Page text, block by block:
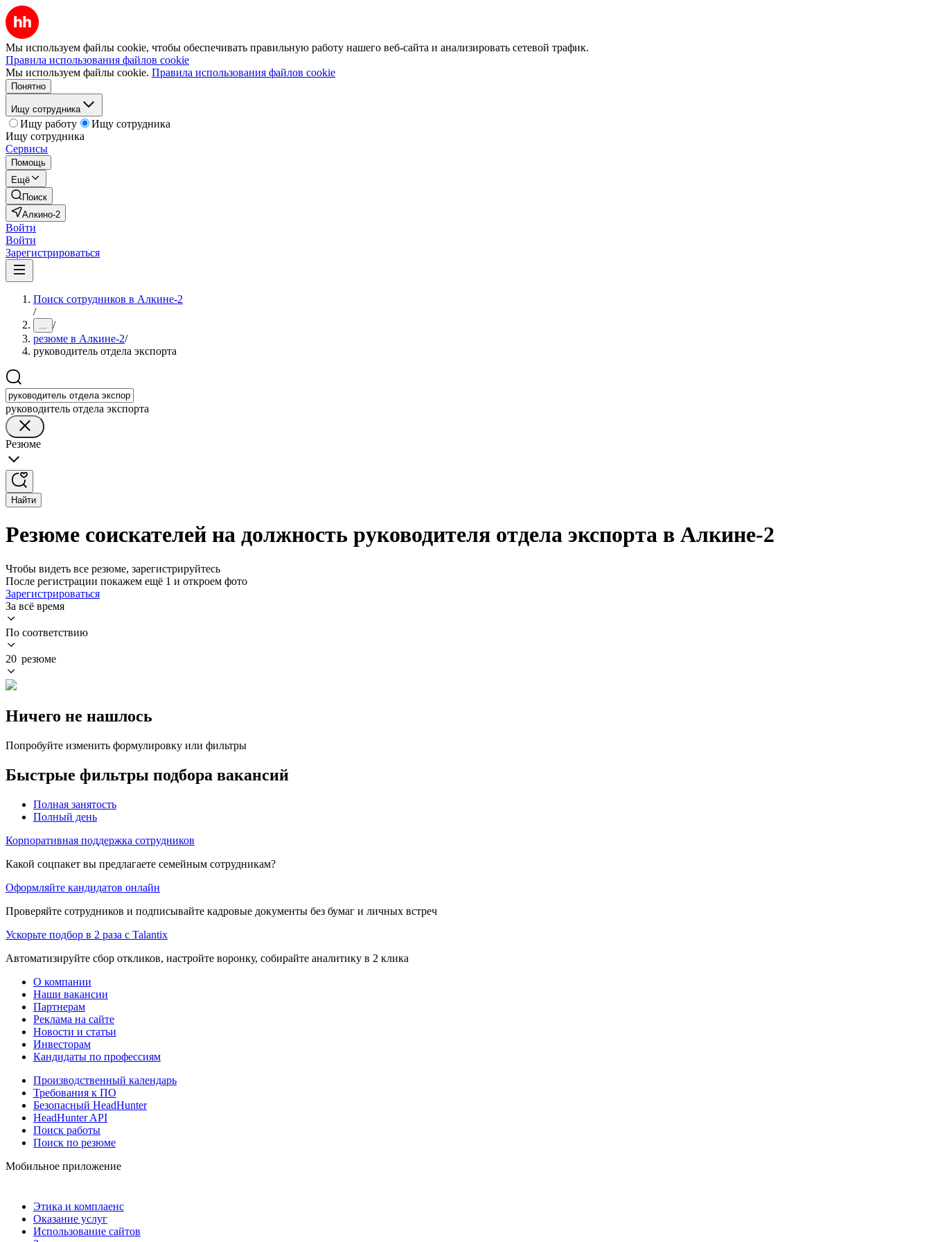
Мы используем файлы cookie, чтобы обеспечивать правильную работу нашего веб-сайта и анализировать сетевой трафик.
Правила использования файлов cookie
Мы используем файлы cookie. Правила использования файлов cookie
Понятно
Ищу сотрудника
Ищу работу
Ищу сотрудника
Ищу сотрудника
Сервисы
Помощь
Ещё
Поиск
Алкино-2
Войти
Войти
Зарегистрироваться
Поиск сотрудников в Алкине-2
/
... /
резюме в Алкине-2/
руководитель отдела экспорта
руководитель отдела экспорта
Резюме
Найти
Резюме соискателей на должность руководителя отдела экспорта в Алкине-2
Чтобы видеть все резюме, зарегистрируйтесь
После регистрации покажем ещё 1 и откроем фото
Зарегистрироваться
За всё время
По соответствию
20 резюме
Ничего не нашлось
Попробуйте изменить формулировку или фильтры
Быстрые фильтры подбора вакансий
Полная занятость
Полный день
Корпоративная поддержка сотрудников
Какой соцпакет вы предлагаете семейным сотрудникам?
Оформляйте кандидатов онлайн
Проверяйте сотрудников и подписывайте кадровые документы без бумаг и личных встреч
Ускорьте подбор в 2 раза с Talantix
Автоматизируйте сбор откликов, настройте воронку, собирайте аналитику в 2 клика
О компании
Наши вакансии
Партнерам
Реклама на сайте
Новости и статьи
Инвесторам
Кандидаты по профессиям
Производственный календарь
Требования к ПО
Безопасный HeadHunter
HeadHunter API
Поиск работы
Поиск по резюме
Мобильное приложение
Этика и комплаенс
Оказание услуг
Использование сайтов